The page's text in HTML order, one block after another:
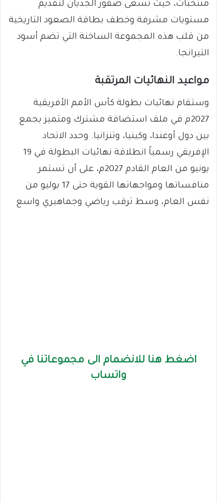
منتخبات، حيث تسعى صقور الجديان لتقديم
مستويات مشرفة وخطف بطاقة الصعود التاريخية
من قلب هذه المجموعة الساخنة التي تضم أسود
التيرانجا.
​مواعيد النهائيات المرتقبة
​وستقام نهائيات بطولة كأس الأمم الأفريقية
2027م في ملف استضافة مشترك ومتميز يجمع
بين دول أوغندا، وكينيا، وتنزانيا. وحدد الاتحاد
الإفريقي رسمياً انطلاقة نهائيات البطولة في 19
يونيو من العام القادم 2027م، على أن تستمر
منافساتها ومواجهاتها القوية حتى 17 يوليو من
نفس العام، وسط ترقب رياضي وجماهيري واسع
اضغط هنا للانضمام الى مجموعاتنا في
واتساب